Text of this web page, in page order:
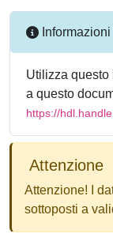
Informazioni
Utilizza questo
a questo
https://
Attenzione
Attenzione! I
sottoposti a